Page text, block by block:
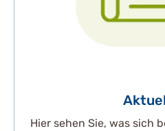
Hier sehen Sie, was sich